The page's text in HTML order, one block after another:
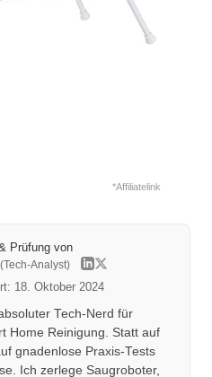
*Affiliatelink
Prüfung von
(Tech-Analyst)
18. Oktober 2024
Tech-Nerd für
Home Reinigung. Statt auf
gnadenlose Praxis-Tests
Ich zerlege Saugroboter,